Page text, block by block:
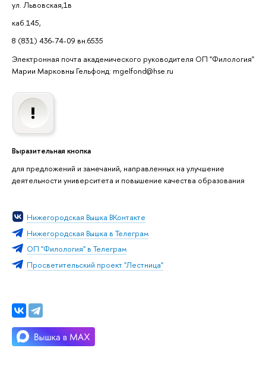
ул. Львовская,1в
каб.145,
8 (831) 436-74-09 вн.6535
Электронная почта академического руководителя ОП "Филология"
Марии Марковны Гельфонд: mgelfond@hse.ru
Выразительная кнопка
для предложений и замечаний, направленных на улучшение
деятельности университета и повышение качества образования
Нижегородская Вышка ВКонтакте
Нижегородская Вышка в Телеграм
ОП "Филология" в Телеграм
Просветительский проект "Лестница"